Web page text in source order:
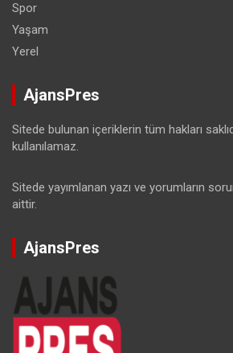
Spor
Yaşam
Yerel
AjansPres
Sitede bulunan içeriklerin tüm hakları
kullanılamaz.
Sitede yayımlanan yazı ve yorumların
aittir.
AjansPres